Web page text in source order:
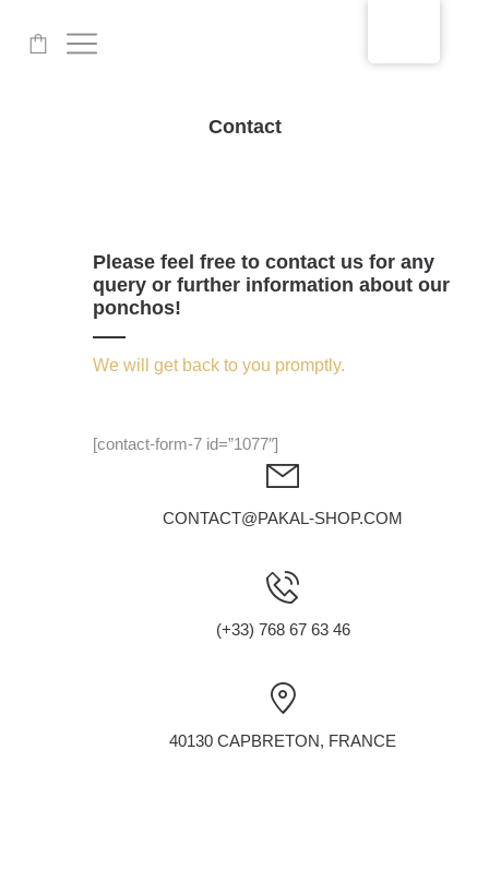
Contact
Please feel free to contact us for any
query or further information about our
ponchos!
We will get back to you promptly.
[contact-form-7 id=”1077″]
CONTACT@PAKAL-SHOP.COM
(+33) 768 67 63 46
40130 CAPBRETON, FRANCE